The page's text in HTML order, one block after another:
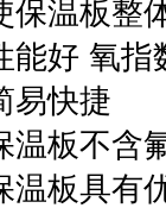
保温板整
能好 氧指
易快捷
温板不含
温板具有